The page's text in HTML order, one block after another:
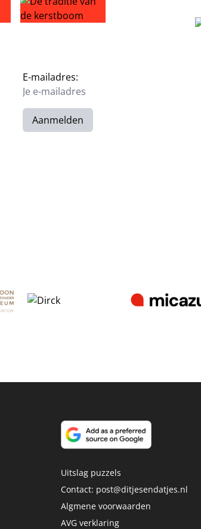
E-mailadres:
Aanmelden
Uitslag puzzels
Contact: post@ditjesendatjes.nl
Algmene voorwaarden
AVG verklaring